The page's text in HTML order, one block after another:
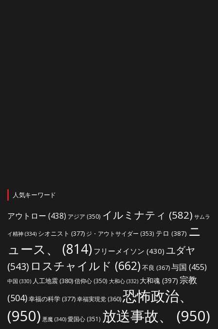
人気キーワード
アウトロー (438) アジア (350) イルミナティ (582) サムラ
イ精神 (334) シオニスト (377) ジ・アウトサイダー (353) テロ (387) ニ
ュース、
(814) フリーメイソン (430) ユダヤ
(543) ロスチャイルド (662) 不良 (367)与国 (455)
中国 (330) 人工地震(380)信仰心 (350) 大和心 (332) 大和魂 (397) 宗教
(504)幸福の科学(377)幸福実現党 (360)恐怖政治、
(950) 悪魔 (340) 愛国心 (351) 放送事故、
(950)